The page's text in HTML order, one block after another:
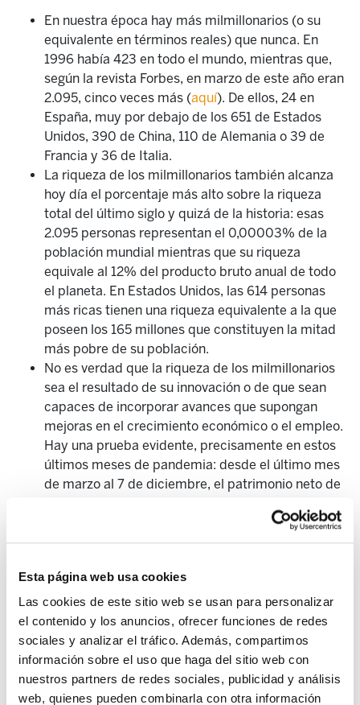
Esta página web usa cookies
Las cookies de este sitio web se usan para personalizar
el contenido y los anuncios, ofrecer funciones de redes
sociales y analizar el tráfico. Además, compartimos
información sobre el uso que haga del sitio web con
nuestros partners de redes sociales, publicidad y análisis
web, quienes pueden combinarla con otra información
En nuestra época hay más milmillonarios (o su
equivalente en términos reales) que nunca. En
1996 había 423 en todo el mundo, mientras que,
según la revista Forbes, en marzo de este año eran
2.095, cinco veces más (aquí). De ellos, 24 en
España, muy por debajo de los 651 de Estados
Unidos, 390 de China, 110 de Alemania o 39 de
Francia y 36 de Italia.
La riqueza de los milmillonarios también alcanza
hoy día el porcentaje más alto sobre la riqueza
total del último siglo y quizá de la historia: esas
2.095 personas representan el 0,00003% de la
población mundial mientras que su riqueza
equivale al 12% del producto bruto anual de todo
el planeta. En Estados Unidos, las 614 personas
más ricas tienen una riqueza equivalente a la que
poseen los 165 millones que constituyen la mitad
más pobre de su población.
No es verdad que la riqueza de los milmillonarios
sea el resultado de su innovación o de que sean
capaces de incorporar avances que supongan
mejoras en el crecimiento económico o el empleo.
Hay una prueba evidente, precisamente en estos
últimos meses de pandemia: desde el último mes
de marzo al 7 de diciembre, el patrimonio neto de
aumentado en un billón de dólares, al pasar de
2,95 billones a 4,01 billones (datosaquí). ¿Qué
Otras investigaciones también han demostrado
que la innovación ha cambiado de pautas en los
últimos cincuenta años. En los setenta del siglo
pasado sí era cierto que se producía
mayoritariamente en el seno o por impulso de
compañías privadas, lo que justificaría sus
beneficios extraordinarios. Actualmente, por el